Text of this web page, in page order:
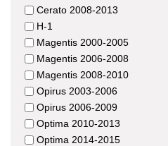
Cerato 2008-2013
H-1
Magentis 2000-2005
Magentis 2006-2008
Magentis 2008-2010
Opirus 2003-2006
Opirus 2006-2009
Optima 2010-2013
Optima 2014-2015